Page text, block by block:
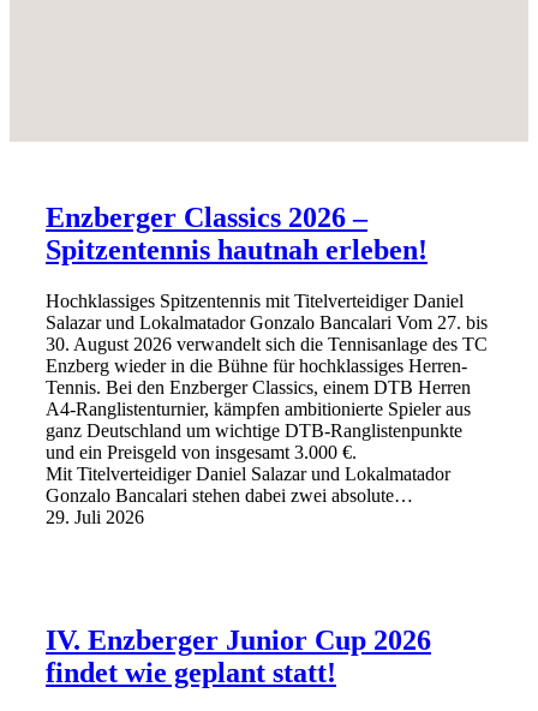
Enzberger Classics 2026 –
Spitzentennis hautnah erleben!
Hochklassiges Spitzentennis mit Titelverteidiger Daniel
Salazar und Lokalmatador Gonzalo Bancalari Vom 27. bis
30. August 2026 verwandelt sich die Tennisanlage des TC
Enzberg wieder in die Bühne für hochklassiges Herren-
Tennis. Bei den Enzberger Classics, einem DTB Herren
A4-Ranglistenturnier, kämpfen ambitionierte Spieler aus
ganz Deutschland um wichtige DTB-Ranglistenpunkte
und ein Preisgeld von insgesamt 3.000 €.
Mit Titelverteidiger Daniel Salazar und Lokalmatador
Gonzalo Bancalari stehen dabei zwei absolute…
29. Juli 2026
IV. Enzberger Junior Cup 2026
findet wie geplant statt!